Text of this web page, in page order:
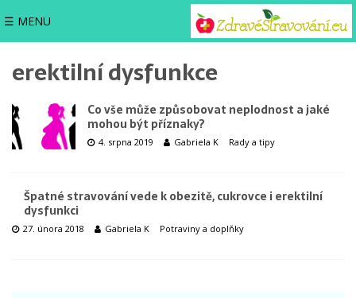
☰ MENU
erektilní dysfunkce
Co vše může způsobovat neplodnost a jaké
mohou být příznaky?
4. srpna 2019 Gabriela K Rady a tipy
Špatné stravování vede k obezitě, cukrovce i erektilní
dysfunkci
27. února 2018 Gabriela K Potraviny a doplňky